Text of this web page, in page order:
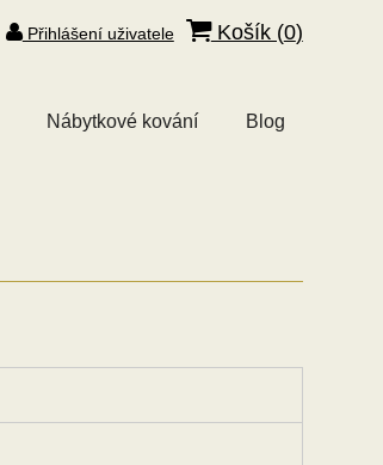
Přihlášení uživatele Košík (0)
Nábytkové kování Blog